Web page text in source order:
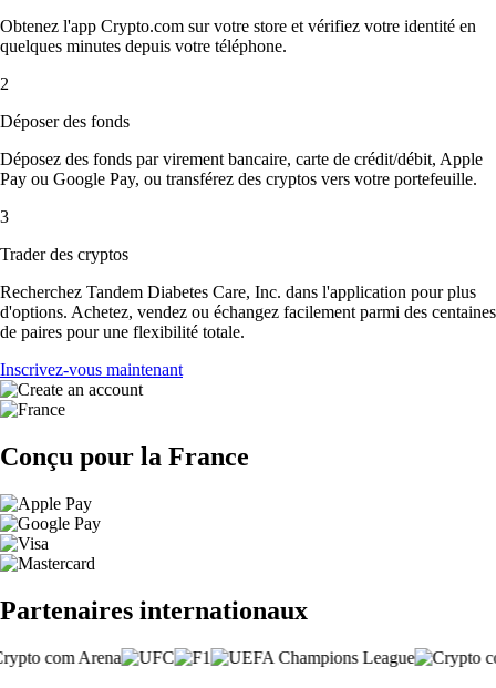
Obtenez l'app Crypto.com sur votre store et vérifiez votre identité en
quelques minutes depuis votre téléphone.
2
Déposer des fonds
Déposez des fonds par virement bancaire, carte de crédit/débit, Apple
Pay ou Google Pay, ou transférez des cryptos vers votre portefeuille.
3
Trader des cryptos
Recherchez Tandem Diabetes Care, Inc. dans l'application pour plus
d'options. Achetez, vendez ou échangez facilement parmi des centaines
de paires pour une flexibilité totale.
Inscrivez-vous maintenant
Conçu pour la France
Partenaires internationaux